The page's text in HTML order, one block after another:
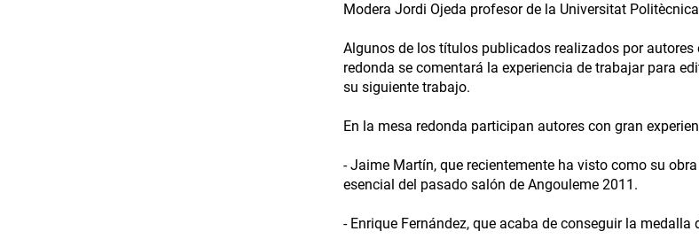
Modera Jordi Ojeda profesor de la Universitat
Algunos de los títulos publicados realizados por
redonda se comentará la experiencia de trabajar para
su siguiente trabajo.
En la mesa redonda participan autores con gran
- Jaime Martín, que recientemente ha visto como su
esencial del pasado salón de Angouleme 2011.
- Enrique Fernández, que acaba de conseguir la